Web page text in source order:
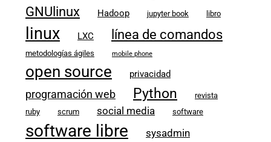
GNUlinux Hadoop jupyter book libro
linux LXC línea de comandos
metodologías ágiles mobile phone
open source privacidad
programación web Python
revista
ruby
scrum social media software
software libre sysadmin